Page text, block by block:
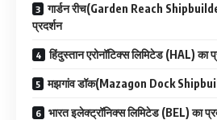
गार्डन रीच(Garden Reach
प्रदर्शन
हिंदुस्तान एरोनॉटिक्स लिमिटेड (HAL) का
मझगांव डॉक(Mazagon Dock
भारत इलेक्ट्रॉनिक्स लिमिटेड (BEL) का